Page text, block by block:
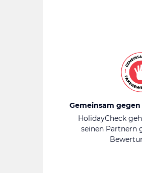
Gemeinsam
HolidayCheck
seinen Partnern